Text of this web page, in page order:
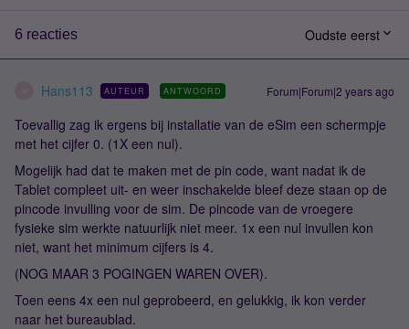
6 reacties Oudste eerst
Hans113 AUTEUR ANTWOORD Forum|Forum|2 years ago
Toevallig zag ik ergens bij installatie van de eSim een schermpje
met het cijfer 0. (1X een nul).
Mogelijk had dat te maken met de pin code, want nadat ik de
Tablet compleet uit- en weer inschakelde bleef deze staan op de
pincode invulling voor de sim. De pincode van de vroegere
fysieke sim werkte natuurlijk niet meer. 1x een nul invullen kon
niet, want het minimum cijfers is 4.
(NOG MAAR 3 POGINGEN WAREN OVER).
Toen eens 4x een nul geprobeerd, en gelukkig, ik kon verder
naar het bureaublad.